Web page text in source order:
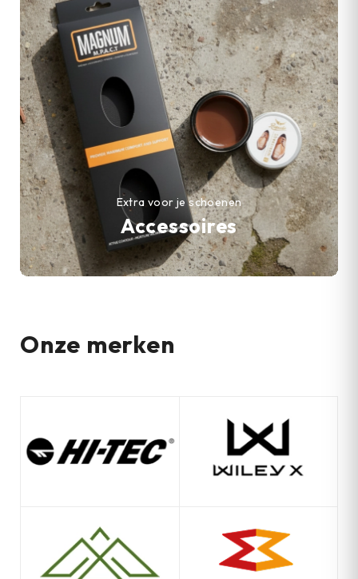
Accessoires
Extra voor je schoenen
Onze merken